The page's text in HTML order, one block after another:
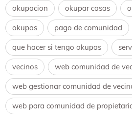
okupacion okupar casas
okupas pago de comunidad
que hacer si tengo okupas
vecinos web comunidad de
web gestionar comunidad de
web para comunidad de